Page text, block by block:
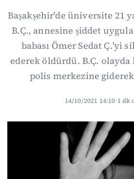
Başakşehir'de üniversite 21
B.Ç., annesine şiddet
babası Ömer Sedat Ç.'yi
ederek öldürdü. B.Ç. olayda
polis merkezine
14/10/2021 14:10·1 dk